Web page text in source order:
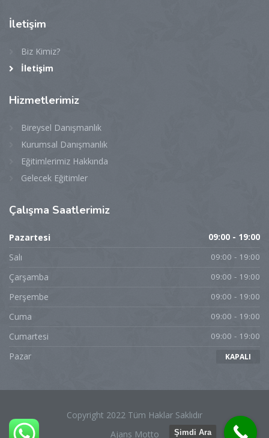
İletişim
Biz Kimiz?
İletişim
Hizmetlerimiz
Bireysel Danışmanlık
Kurumsal Danışmanlık
Eğitimlerimiz Hakkında
Gelecek Eğitimler
Çalışma Saatlerimiz
Pazartesi 09:00 - 19:00
Salı 09:00 - 19:00
Çarşamba 09:00 - 19:00
Perşembe 09:00 - 19:00
Cuma 09:00 - 19:00
Cumartesi 09:00 - 19:00
Pazar KAPALI
Copyright 2022 Tüm Haklar Saklıdır
Ajans Motto
Şimdi Ara